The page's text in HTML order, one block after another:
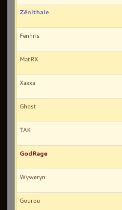
Zénithale
Fenhris
MatRX
Xaxxa
Ghost
TAK
GodRage
Wyweryn
Gourou